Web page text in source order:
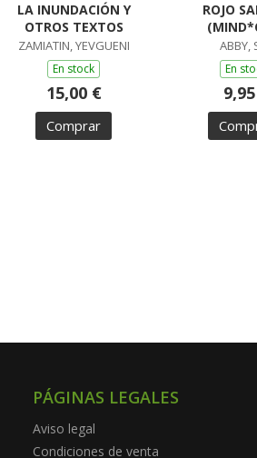
LA INUNDACIÓN Y
OTROS TEXTOS
ZAMIATIN, YEVGUENI
En stock
15,00 €
Comprar
ROJO
ABBY,
En
PÁGINAS LEGALES
Aviso legal
Condiciones de venta